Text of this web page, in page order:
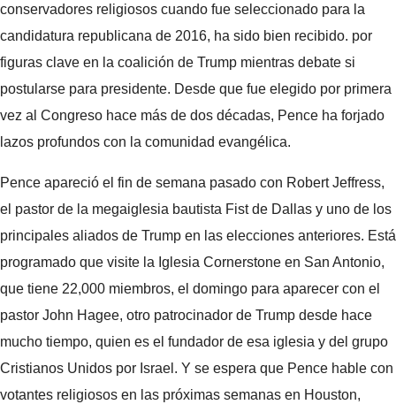
conservadores religiosos cuando fue seleccionado para la
candidatura republicana de 2016, ha sido bien recibido. por
figuras clave en la coalición de Trump mientras debate si
postularse para presidente. Desde que fue elegido por primera
vez al Congreso hace más de dos décadas, Pence ha forjado
lazos profundos con la comunidad evangélica.
Pence apareció el fin de semana pasado con Robert Jeffress,
el pastor de la megaiglesia bautista Fist de Dallas y uno de los
principales aliados de Trump en las elecciones anteriores. Está
programado que visite la Iglesia Cornerstone en San Antonio,
que tiene 22,000 miembros, el domingo para aparecer con el
pastor John Hagee, otro patrocinador de Trump desde hace
mucho tiempo, quien es el fundador de esa iglesia y del grupo
Cristianos Unidos por Israel. Y se espera que Pence hable con
votantes religiosos en las próximas semanas en Houston,